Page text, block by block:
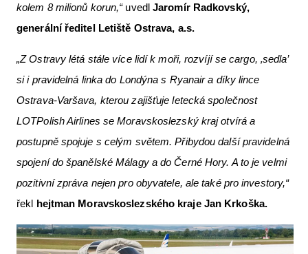
kolem 8 milionů korun,“uvedlJaromír Radkovský,
generální ředitel Letiště Ostrava, a.s.
„Z Ostravy létá stále více lidí k moři, rozvíjí se cargo, ‚sedla’
si i pravidelná linka do Londýna s Ryanair a díky lince
Ostrava-Varšava, kterou zajišťuje letecká společnost
LOTPolish Airlines se Moravskoslezský kraj otvírá a
postupně spojuje s celým světem. Přibydou další pravidelná
spojení do španělské Málagy a do Černé Hory. A to je velmi
pozitivní zpráva nejen pro obyvatele, ale také pro investory,“
řekl hejtman Moravskoslezského kraje Jan Krkoška.